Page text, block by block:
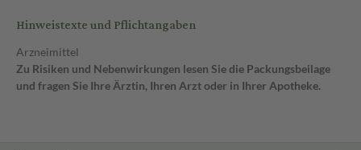
Hinweistexte und Pflichtangaben
Arzneimittel
Zu Risiken und Nebenwirkungen lesen Sie die Packungsbeilage
und fragen Sie Ihre Ärztin, Ihren Arzt oder in Ihrer Apotheke.